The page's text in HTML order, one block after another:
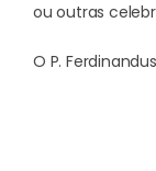
ou outras
O P.